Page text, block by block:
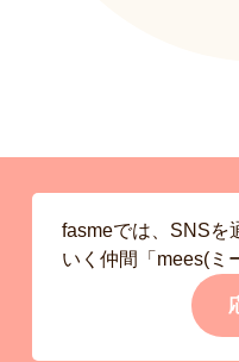
fasmeでは、SNSを
いく仲間「mees(ミ